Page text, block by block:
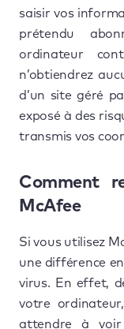
saisir vos
prétendu
ordinateur
n’obtiendrez
d’un site géré
exposé à des
transmis vos
Comment
McAfee
Si vous utilisez
une différence
virus. En effet,
votre
attendre à